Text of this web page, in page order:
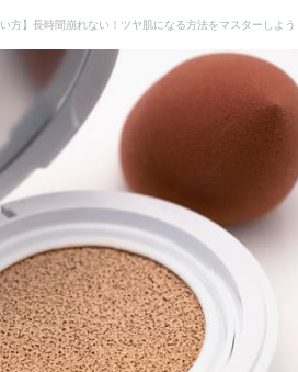
方】長時間崩れない！ツヤ肌になる方法をマスターしよう